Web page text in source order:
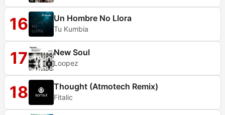
16 Un Hombre No Llora
Tu Kumbia
17 New Soul
Loopez
18 Thought (Atmotech Remix)
Fitalic